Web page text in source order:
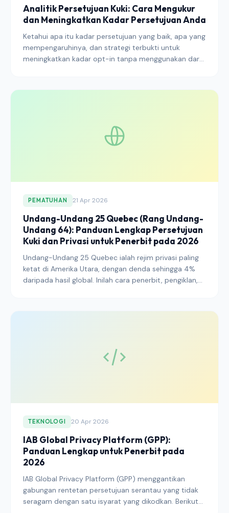
Analitik Persetujuan Kuki: Cara Mengukur
dan Meningkatkan Kadar Persetujuan Anda
Ketahui apa itu kadar persetujuan yang baik, apa yang
mempengaruhinya, dan strategi terbukti untuk
meningkatkan kadar opt-in tanpa menggunakan dark
PEMATUHAN 21 Apr 2026
Undang-Undang 25 Quebec (Rang Undang-
Undang 64): Panduan Lengkap Persetujuan
Kuki dan Privasi untuk Penerbit pada 2026
Undang-Undang 25 Quebec ialah rejim privasi paling
ketat di Amerika Utara, dengan denda sehingga 4%
daripada hasil global. Inilah cara penerbit, pengiklan,
TEKNOLOGI 20 Apr 2026
IAB Global Privacy Platform (GPP):
Panduan Lengkap untuk Penerbit pada
2026
IAB Global Privacy Platform (GPP) menggantikan
gabungan rentetan persetujuan serantau yang tidak
seragam dengan satu isyarat yang dikodkan. Berikut